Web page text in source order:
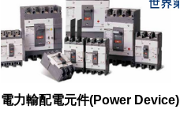
電力輸配電元件(Power Device)